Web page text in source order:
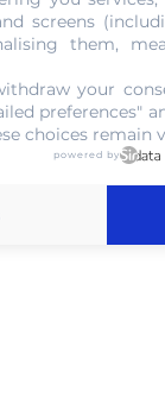
à
screens
them,
your
preferences"
choices remain
powered by